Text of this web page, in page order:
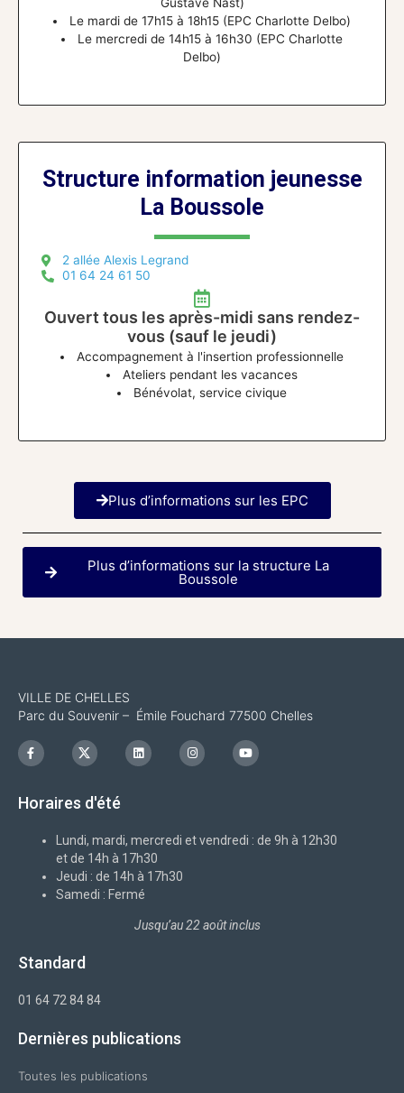
Le mardi de 17h15 à 18h15 (EPC Charlotte Delbo)
Le mercredi de 14h15 à 16h30 (EPC Charlotte
Delbo)
Structure information jeunesse
La Boussole
2 allée Alexis Legrand
01 64 24 61 50
Ouvert tous les après-midi sans rendez-
vous (sauf le jeudi)
Accompagnement à l'insertion professionnelle
Ateliers pendant les vacances
Bénévolat, service civique
Plus d’informations sur les EPC
Plus d’informations sur la structure La
Boussole
VILLE DE CHELLES
Parc du Souvenir – Émile Fouchard 77500 Chelles
F
a
c
o
I
c
o
x
L
i
n
I
n
s
m
Y
o
u
Horaires d'été
Lundi, mardi, mercredi et vendredi : de 9h à 12h30
et de 14h à 17h30
Jeudi : de 14h à 17h30
Samedi : Fermé
Jusqu’au 22 août inclus
Standard
01 64 72 84 84
Dernières publications
Toutes les publications